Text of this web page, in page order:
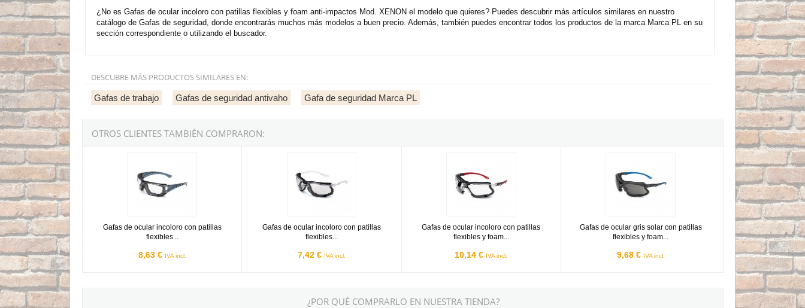
¿No es Gafas de ocular incoloro con patillas flexibles y foam anti-impactos Mod. XENON el modelo que quieres? Puedes descubrir más artículos similares en nuestro
catálogo de Gafas de seguridad, donde encontrarás muchos más modelos a buen precio. Además, también puedes encontrar todos los productos de la marca Marca PL en su
sección correspondiente o utilizando el buscador.
DESCUBRE MÁS PRODUCTOS SIMILARES EN:
Gafas de trabajo Gafas de seguridad antivaho Gafa de seguridad Marca PL
OTROS CLIENTES TAMBIÉN COMPRARON:
Gafas de ocular incoloro con patillas
flexibles...
8,63 € IVA incl.
Gafas de ocular incoloro con patillas
flexibles...
7,42 € IVA incl.
Gafas de ocular incoloro con patillas
flexibles y foam...
10,14 € IVA incl.
Gafas de ocular gris solar con patillas
flexibles y foam...
9,68 € IVA incl.
Gafas de ocular gris solar con patillas flexibles y foam anti-
¿POR QUÉ COMPRARLO EN NUESTRA TIENDA?